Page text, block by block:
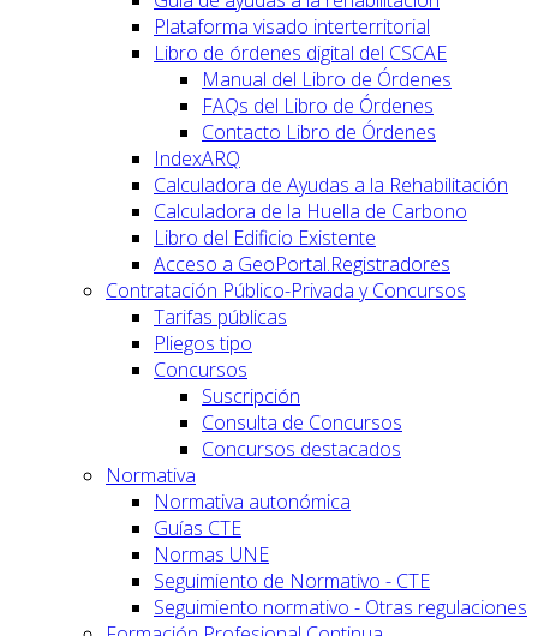
Plataforma visado interterritorial
Libro de órdenes digital del CSCAE
Manual del Libro de Órdenes
FAQs del Libro de Órdenes
Contacto Libro de Órdenes
IndexARQ
Calculadora de Ayudas a la Rehabilitación
Calculadora de la Huella de Carbono
Libro del Edificio Existente
Acceso a GeoPortal.Registradores
Contratación Público-Privada y Concursos
Tarifas públicas
Pliegos tipo
Concursos
Suscripción
Consulta de Concursos
Concursos destacados
Normativa
Normativa autonómica
Guías CTE
Normas UNE
Seguimiento de Normativo - CTE
Seguimiento normativo - Otras regulaciones